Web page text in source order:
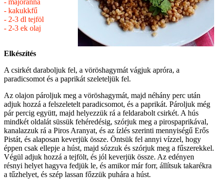
- kakukkfű
- 2-3 dl tejföl
- 2-3 ek olaj
Elkészítés
A csirkét daraboljuk fel, a vöröshagymát vágjuk apróra, a
paradicsomot és a paprikát szeleteljük fel.
Az olajon pároljuk meg a vöröshagymát, majd néhány perc után
adjuk hozzá a felszeletelt paradicsomot, és a paprikát. Pároljuk még
pár percig együtt, majd helyezzük rá a feldarabolt csirkét. A hús
mindkét oldalát süssük fehéredésig, szórjuk meg a pirospaprikával,
kanalazzuk rá a Piros Aranyat, és az ízlés szerinti mennyiségű Erős
Pistát, és alaposan keverjük össze. Öntsük fel annyi vízzel, hogy
éppen csak ellepje a húst, majd sózzuk és szórjuk meg a fűszerekkel.
Végül adjuk hozzá a tejfölt, és jól keverjük össze. Az edényen
résnyi helyet hagyva fedjük le, és amikor már forr, állítsuk takarékra
a tűzhelyet, és szép lassan főzzük puhára a húst.